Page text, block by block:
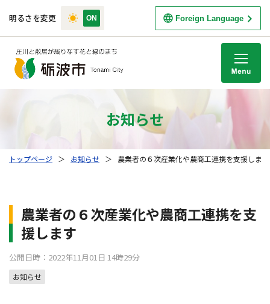
明るさを変更 Foreign Language
お知らせ
トップページ ＞ お知らせ ＞ 農業者の６次産業化や農商工連携を支援します
農業者の６次産業化や農商工連携を支
援します
公開日時：2022年11月01日 14時29分
お知らせ